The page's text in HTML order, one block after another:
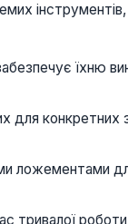
інструментів,
їхню
для
ложементами
тривалої